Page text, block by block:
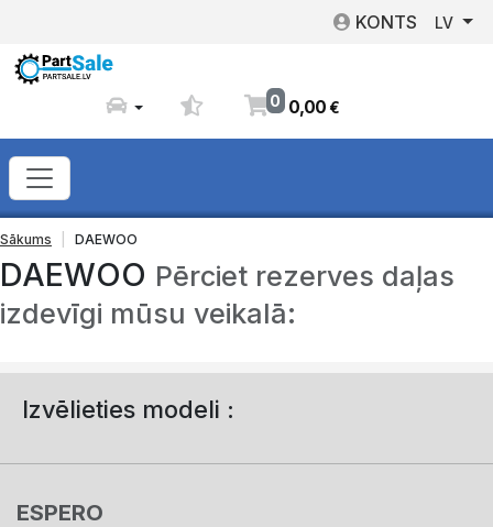
KONTS LV
0 0,00€
Sākums DAEWOO
DAEWOO Pērciet rezerves daļas
izdevīgi mūsu veikalā:
Izvēlieties modeli :
ESPERO